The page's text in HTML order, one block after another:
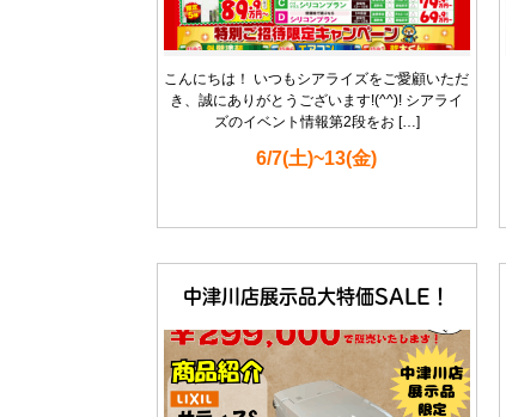
こんにちは！ いつもシアライズをご愛顧いただ
き、誠にありがとうございます!(^^)! シアライ
ズのイベント情報第2段をお […]
6/7(土)~13(金)
中津川店展示品大特価SALE！